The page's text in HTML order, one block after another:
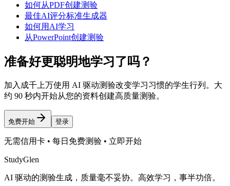
如何从PDF创建测验
最佳AI评分标准生成器
如何用AI学习
从PowerPoint创建测验
准备好更聪明地学习了吗？
加入成千上万使用 AI 驱动测验改变学习习惯的学生行列。大
约 90 秒内开始从您的资料创建高质量测验。
免费开始 登录
无需信用卡 • 每日免费测验 • 立即开始
StudyGlen
AI 驱动的测验生成，质量毫不妥协。高效学习，事半功倍。